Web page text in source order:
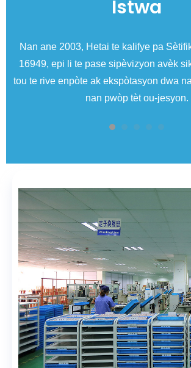
Istwa
Nan ane 2003, Hetai te kalifye pa
16949, epi li te pase sipèvizyon avèk
tou te rive enpòte ak ekspòtasyon dwa
nan pwòp tèt ou-jesyon.